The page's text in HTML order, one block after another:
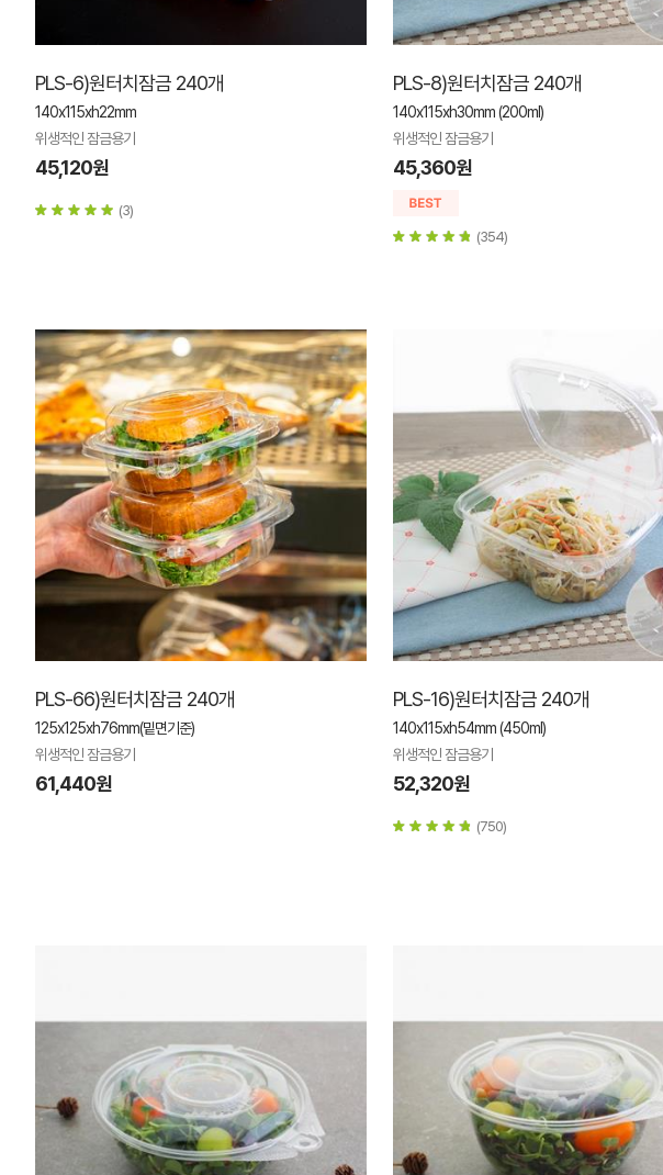
PLS-6)원터치잠금 240개
140x115xh22mm
위생적인 잠금용기
45,120원
(3)
PLS-8)원터치잠금 240개
140x115xh30mm (200ml)
위생적인 잠금용기
45,360원
(354)
PLS-66)원터치잠금 240개
125x125xh76mm(밑면기준)
위생적인 잠금용기
61,440원
PLS-16)원터치잠금 240개
140x115xh54mm (450ml)
위생적인 잠금용기
52,320원
(750)